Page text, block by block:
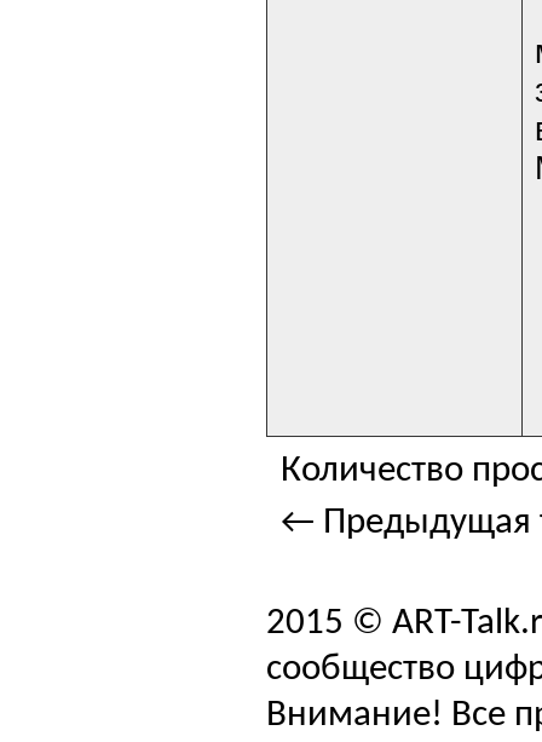
Количество
← Предыдущая
2015 © ART-
сообщество
Внимание! Все